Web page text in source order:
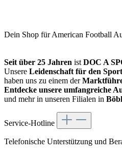
Dein Shop für American Football
Seit über 25 Jahren ist DOC A
Unsere Leidenschaft für den Sport
haben uns zu einem der
Entdecke unsere umfangreiche
und mehr in unseren Filialen in
Service-Hotline
Telefonische Unterstützung und